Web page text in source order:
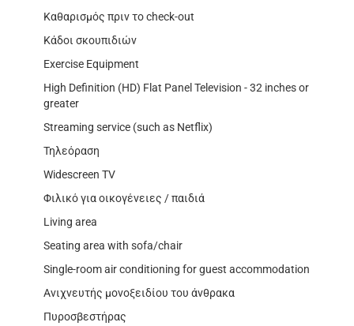
Καθαρισμός πριν το check-out
Κάδοι σκουπιδιών
Exercise Equipment
High Definition (HD) Flat Panel Television - 32 inches or
greater
Streaming service (such as Netflix)
Τηλεόραση
Widescreen TV
Φιλικό για οικογένειες / παιδιά
Living area
Seating area with sofa/chair
Single-room air conditioning for guest accommodation
Ανιχνευτής μονοξειδίου του άνθρακα
Πυροσβεστήρας